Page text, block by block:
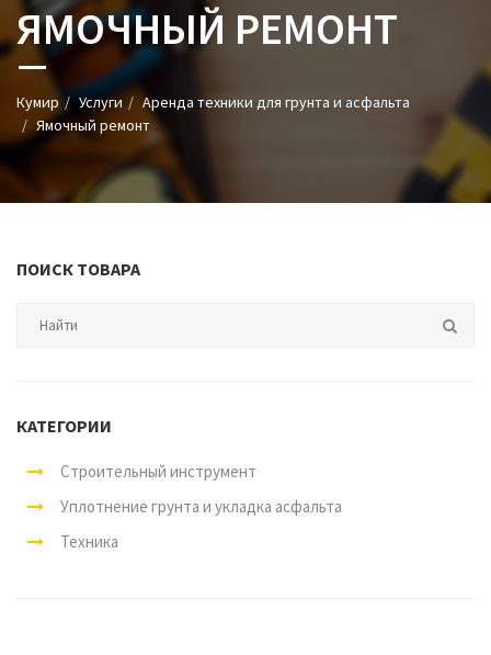
ЯМОЧНЫЙ РЕМОНТ
Кумир Услуги
Аренда техники для грунта и асфальта
Ямочный ремонт
ПОИСК ТОВАРА
КАТЕГОРИИ
Строительный инструмент
Уплотнение грунта и укладка асфальта
Техника